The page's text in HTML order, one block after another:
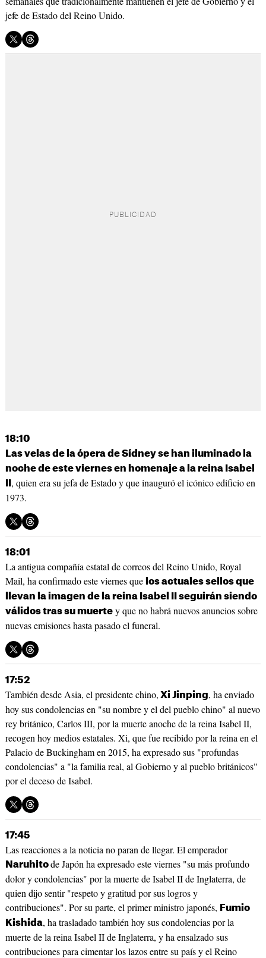
jefe de Estado del Reino Unido.
18:10
Las velas de la ópera de Sídney se han iluminado la
noche de este viernes en homenaje a la reina Isabel
, quien era su jefa de Estado y que inauguró el icónico edificio en
1973.
18:01
La antigua compañía estatal de correos del Reino Unido, Royal
Mail, ha confirmado este viernes que los actuales sellos que
llevan la imagen de la reina Isabel II seguirán siendo
válidos tras su muertey que no habrá nuevos anuncios sobre
nuevas emisiones hasta pasado el funeral.
17:52
También desde Asia, el presidente chino, Xi Jinping, ha enviado
hoy sus condolencias en "su nombre y el del pueblo chino" al nuevo
rey británico, Carlos III, por la muerte anoche de la reina Isabel II,
recogen hoy medios estatales. Xi, que fue recibido por la reina en el
Palacio de Buckingham en 2015, ha expresado sus "profundas
condolencias" a "la familia real, al Gobierno y al pueblo británicos"
por el deceso de Isabel.
17:45
Las reacciones a la noticia no paran de llegar. El emperador
Naruhitode Japón ha expresado este viernes "su más profundo
dolor y condolencias" por la muerte de Isabel II de Inglaterra, de
quien dijo sentir "respeto y gratitud por sus logros y
contribuciones". Por su parte, el primer ministro japonés, Fumio
Kishida, ha trasladado también hoy sus condolencias por la
muerte de la reina Isabel II de Inglaterra, y ha ensalzado sus
contribuciones para cimentar los lazos entre su país y el Reino